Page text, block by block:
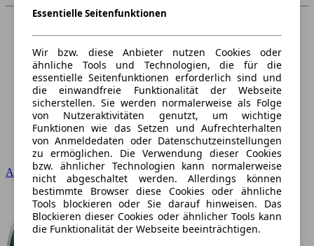
Audi
Essentielle Seitenfunktionen
Wir bzw. diese Anbieter nutzen Cookies oder
ähnliche Tools und Technologien, die für die
essentielle Seitenfunktionen erforderlich sind und
die einwandfreie Funktionalität der Webseite
sicherstellen. Sie werden normalerweise als Folge
von Nutzeraktivitäten genutzt, um wichtige
Funktionen wie das Setzen und Aufrechterhalten
von Anmeldedaten oder Datenschutzeinstellungen
zu ermöglichen. Die Verwendung dieser Cookies
bzw. ähnlicher Technologien kann normalerweise
nicht abgeschaltet werden. Allerdings können
bestimmte Browser diese Cookies oder ähnliche
Tools blockieren oder Sie darauf hinweisen. Das
Blockieren dieser Cookies oder ähnlicher Tools kann
die Funktionalität der Webseite beeinträchtigen.